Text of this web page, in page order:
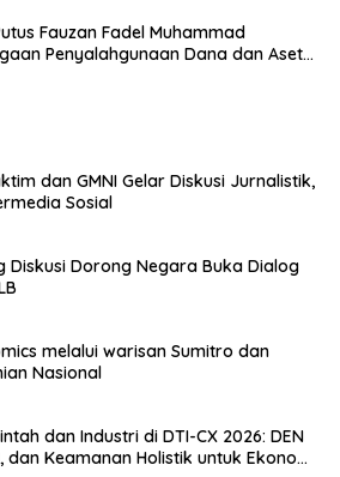
Fauzan Fadel Muhammad
Penyalahgunaan Dana dan Aset
dan GMNI Gelar Diskusi Jurnalistik,
Sosial
Diskusi Dorong Negara Buka Dialog
melalui warisan Sumitro dan
Nasional
dan Industri di DTI-CX 2026: DEN
dan Keamanan Holistik untuk Ekonomi